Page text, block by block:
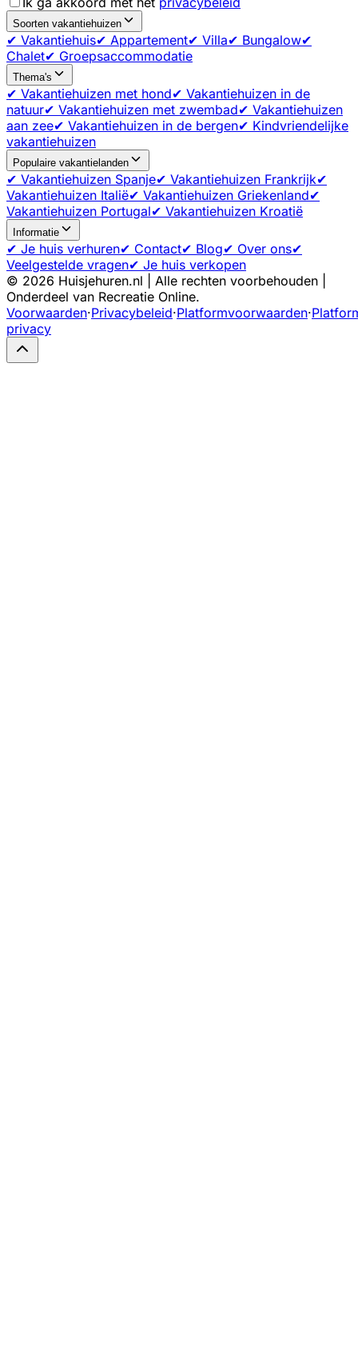
Soorten vakantiehuizen
✔ Vakantiehuis✔ Appartement✔ Villa✔ Bungalow✔
Chalet✔ Groepsaccommodatie
Thema's
✔ Vakantiehuizen met hond✔ Vakantiehuizen in de
natuur✔ Vakantiehuizen met zwembad✔ Vakantiehuizen
aan zee✔ Vakantiehuizen in de bergen✔ Kindvriendelijke
vakantiehuizen
Populaire vakantielanden
✔ Vakantiehuizen Spanje✔ Vakantiehuizen Frankrijk✔
Vakantiehuizen Italië✔ Vakantiehuizen Griekenland✔
Vakantiehuizen Portugal✔ Vakantiehuizen Kroatië
Informatie
✔ Je huis verhuren✔ Contact✔ Blog✔ Over ons✔
Veelgestelde vragen✔ Je huis verkopen
© 2026 Huisjehuren.nl | Alle rechten voorbehouden |
Onderdeel van Recreatie Online.
Voorwaarden·Privacybeleid·Platformvoorwaarden·
privacy